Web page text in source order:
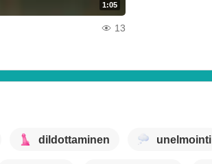
1:05
13
dildottaminen unelmointi